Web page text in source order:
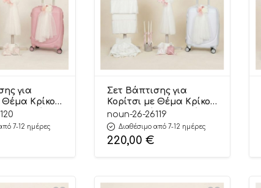
για
Θέμα Κρίκος
Λευκό-
7-12 ημέρες
Σετ Βάπτισης για
Κορίτσι με Θέμα Κρίκος
με Λουλούδια Λευκό-
Ροζ 26119
noun-26-26119
Διαθέσιμο από 7-12 ημέρες
220,00 €